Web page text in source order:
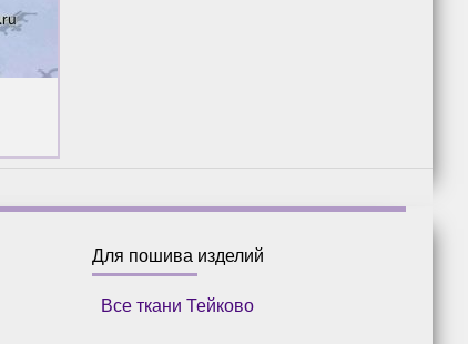
Для пошива изделий
Все ткани Тейково